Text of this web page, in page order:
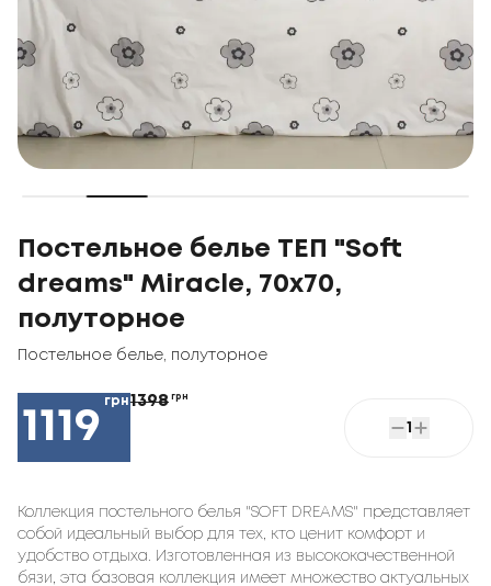
Постельное белье ТЕП "Soft
dreams" Miracle, 70x70,
полуторное
Постельное белье полуторное
1119
грн1398 грн
1
Коллекция постельного белья "SOFT DREAMS" представляет
собой идеальный выбор для тех, кто ценит комфорт и
удобство отдыха. Изготовленная из высококачественной
бязи, эта базовая коллекция имеет множество актуальных